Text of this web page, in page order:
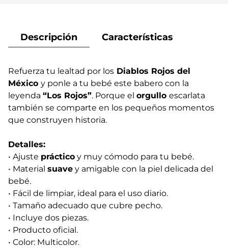
Descripción Características
Refuerza tu lealtad por los Diablos Rojos del
México y ponle a tu bebé este babero con la
leyenda “Los Rojos”. Porque el orgullo escarlata
también se comparte en los pequeños momentos
que construyen historia.
Detalles:
• Ajuste práctico y muy cómodo para tu bebé.
• Material suave y amigable con la piel delicada del
bebé.
• Fácil de limpiar, ideal para el uso diario.
• Tamaño adecuado que cubre pecho.
• Incluye dos piezas.
• Producto oficial.
• Color: Multicolor.